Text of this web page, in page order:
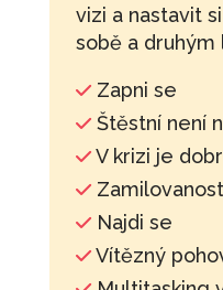
vizi a nastavit
sobě a druhým
Zapni se
Štěstní není
V krizi je
Najdi se
Vítězný